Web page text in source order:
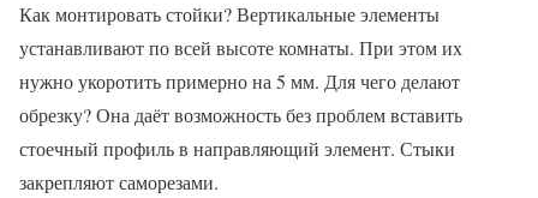
Как монтировать стойки? Вертикальные элементы
устанавливают по всей высоте комнаты. При этом их
нужно укоротить примерно на 5 мм. Для чего делают
обрезку? Она даёт возможность без проблем вставить
стоечный профиль в направляющий элемент. Стыки
закрепляют саморезами.